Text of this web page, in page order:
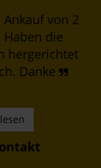
von 2
die
hergerichtet
Danke